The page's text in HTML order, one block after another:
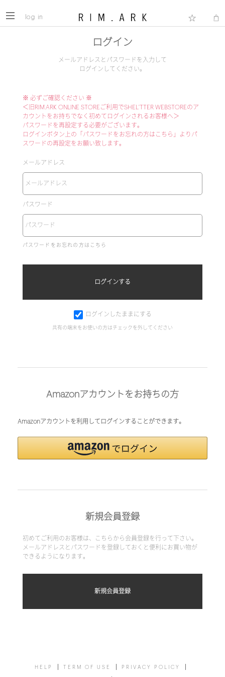
log in
ログイン
メールアドレスとパスワードを入力して
ログインしてください。
※ 必ずご確認ください ※
＜旧RIM.ARK ONLINE STOREご利用でSHEL'TTER WEBSTOREのア
カウントをお持ちでなく初めてログインされるお客様へ＞
パスワードを再設定する必要がございます。
ログインボタン上の「パスワードをお忘れの方はこちら」よりパ
スワードの再設定をお願い致します。
メールアドレス
パスワード
パスワードをお忘れの方はこちら
ログインしたままにする
共有の端末をお使いの方はチェックを外してください
Amazonアカウントをお持ちの方
Amazonアカウントを利用してログインすることができます。
新規会員登録
初めてご利用のお客様は、こちらから会員登録を行って下さい。
メールアドレスとパスワードを登録しておくと便利にお買い物が
できるようになります。
HELP TERM OF USE PRIVACY POLICY